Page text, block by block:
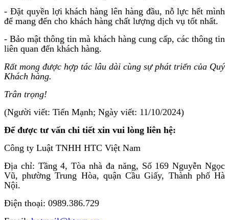
- Đặt quyền lợi khách hàng lên hàng đầu, nỗ lực hết mình
để mang đến cho khách hàng chất lượng dịch vụ tốt nhất.
- Bảo mật thông tin mà khách hàng cung cấp, các thông tin
liên quan đến khách hàng.
Rất mong được hợp tác lâu dài cùng sự phát triển của Quý
Khách hàng.
Trân trọng!
(Người viết: Tiến Mạnh; Ngày viết: 11/10/2024)
Để được tư vấn chi tiết xin vui lòng liên hệ:
Công ty Luật TNHH HTC Việt Nam
Địa chỉ: Tầng 4, Tòa nhà đa năng, Số 169 Nguyễn Ngọc
Vũ, phường Trung Hòa, quận Cầu Giấy, Thành phố Hà
Nội.
Điện thoại: 0989.386.729